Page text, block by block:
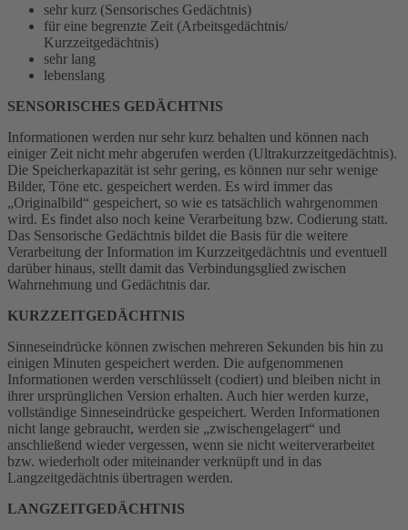
sehr kurz (Sensorisches Gedächtnis)
für eine begrenzte Zeit (Arbeitsgedächtnis/
Kurzzeitgedächtnis)
sehr lang
lebenslang
SENSORISCHES GEDÄCHTNIS
Informationen werden nur sehr kurz behalten und können nach
einiger Zeit nicht mehr abgerufen werden (Ultrakurzzeitgedächtnis).
Die Speicherkapazität ist sehr gering, es können nur sehr wenige
Bilder, Töne etc. gespeichert werden. Es wird immer das
„Originalbild“ gespeichert, so wie es tatsächlich wahrgenommen
wird. Es findet also noch keine Verarbeitung bzw. Codierung statt.
Das Sensorische Gedächtnis bildet die Basis für die weitere
Verarbeitung der Information im Kurzzeitgedächtnis und eventuell
darüber hinaus, stellt damit das Verbindungsglied zwischen
Wahrnehmung und Gedächtnis dar.
KURZZEITGEDÄCHTNIS
Sinneseindrücke können zwischen mehreren Sekunden bis hin zu
einigen Minuten gespeichert werden. Die aufgenommenen
Informationen werden verschlüsselt (codiert) und bleiben nicht in
ihrer ursprünglichen Version erhalten. Auch hier werden kurze,
vollständige Sinneseindrücke gespeichert. Werden Informationen
nicht lange gebraucht, werden sie „zwischengelagert“ und
anschließend wieder vergessen, wenn sie nicht weiterverarbeitet
bzw. wiederholt oder miteinander verknüpft und in das
Langzeitgedächtnis übertragen werden.
LANGZEITGEDÄCHTNIS